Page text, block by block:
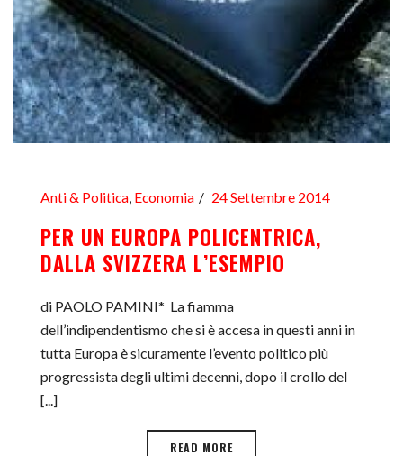
Anti & Politica, Economia 24 Settembre 2014
PER UN EUROPA POLICENTRICA,
DALLA SVIZZERA L’ESEMPIO
di PAOLO PAMINI* La fiamma
dell’indipendentismo che si è accesa in questi anni in
tutta Europa è sicuramente l’evento politico più
progressista degli ultimi decenni, dopo il crollo del
[...]
READ MORE